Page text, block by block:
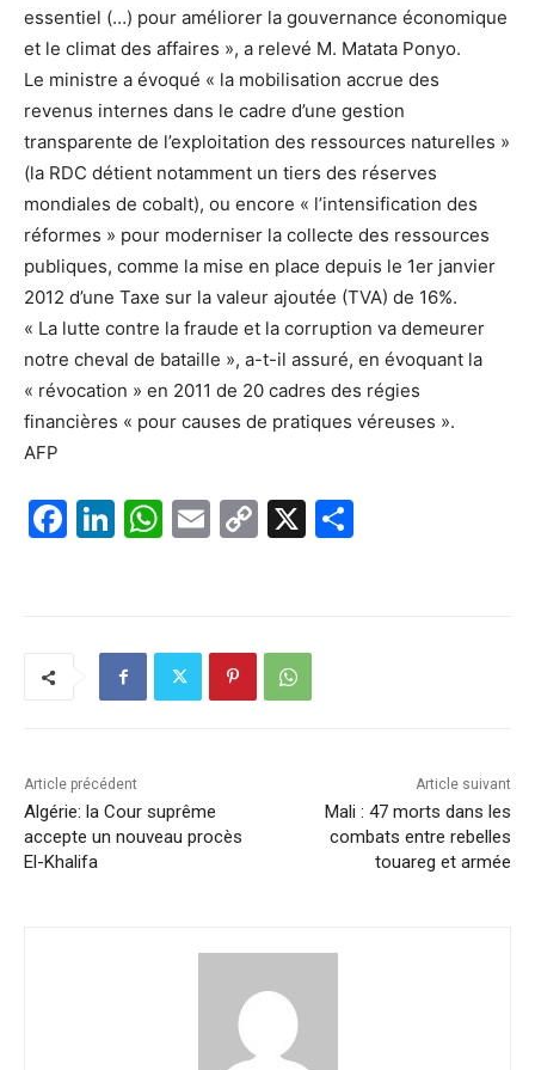
essentiel (…) pour améliorer la gouvernance économique
et le climat des affaires », a relevé M. Matata Ponyo.
Le ministre a évoqué « la mobilisation accrue des
revenus internes dans le cadre d’une gestion
transparente de l’exploitation des ressources naturelles »
(la RDC détient notamment un tiers des réserves
mondiales de cobalt), ou encore « l’intensification des
réformes » pour moderniser la collecte des ressources
publiques, comme la mise en place depuis le 1er janvier
2012 d’une Taxe sur la valeur ajoutée (TVA) de 16%.
« La lutte contre la fraude et la corruption va demeurer
notre cheval de bataille », a-t-il assuré, en évoquant la
« révocation » en 2011 de 20 cadres des régies
financières « pour causes de pratiques véreuses ».
AFP
F
k
Li
dI
n
W
A
p
E
C
Li
n
X
Article précédent
Algérie: la Cour suprême
accepte un nouveau procès
El-Khalifa
Article suivant
Mali : 47 morts dans les
combats entre rebelles
touareg et armée